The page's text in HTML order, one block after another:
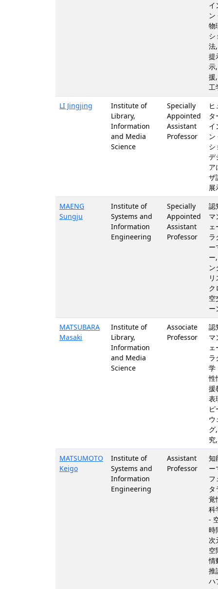
イ
ン
物
シ
法
提
示
援
工
LI Jingjing
Institute of
Library,
Information
and Media
Science
Specially
Appointed
Assistant
Professor
ヒ
タ
イ
ン
シ
デ
ア
ザ
展
MAENG
Sungju
Institute of
Systems and
Information
Engineering
Specially
Appointed
Assistant
Professor
認
マ
ェ
ラ
ー
ー
ン
ク
空
ー
MATSUBARA
Masaki
Institute of
Library,
Information
and Media
Science
Associate
Professor
認
マ
ェ
ラ
学
性
援
表
ピ
ウ
グ
究
MATSUMOTO
Keigo
Institute of
Systems and
Information
Engineering
Assistant
Professor
知
ー
フ
タ
覚
科
-
時
次
空
情
推
ハ